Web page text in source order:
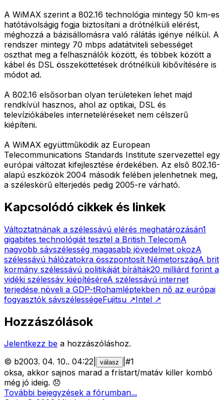
A WiMAX szerint a 802.16 technológia mintegy 50 km-es
hatótávolságig fogja biztosítani a drótnélküli elérést,
méghozzá a bázisállomásra való rálátás igénye nélkül. A
rendszer mintegy 70 mbps adatátviteli sebességet
oszthat meg a felhasználók között, és többek között a
kábel és DSL összeköttetések drótnélküli kibővítésére is
módot ad.
A 802.16 elsősorban olyan területeken lehet majd
rendkívül hasznos, ahol az optikai, DSL és
televíziókábeles interneteléréseket nem célszerű
kiépíteni.
A WiMAX együttműködik az European
Telecommunications Standards Institute szervezettel egy
európai változat kifejlesztése érdekében. Az első 802.16-
alapú eszközök 2004 második felében jelenhetnek meg,
a széleskörű elterjedés pedig 2005-re várható.
Kapcsolódó cikkek és linkek
Változtatnának a szélessávú elérés meghatározásán1
gigabites technológiát tesztel a British TelecomA
nagyobb sávszélesség magasabb jövedelmet okozA
szélessávú hálózatokra összpontosít NémetországA brit
kormány szélessávú politikáját bírálták20 milliárd forint a
vidéki szélessáv kiépítéséreA szélessávú internet
terjedése növeli a GDP-tRohamléptekben nő az európai
fogyasztók sávszélességeFujitsu ↗Intel ↗
Hozzászólások
Jelentkezz be a hozzászóláshoz.
© b2003. 04. 10.. 04:22 válasz #1
oksa, akkor sajnos marad a frístart/matáv killer kombó
még jó ideig. 😞
További bejegyzések a fórumban...